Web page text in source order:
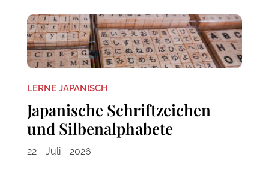
LERNE JAPANISCH
Japanische Schriftzeichen
und Silbenalphabete
22 - Juli - 2026